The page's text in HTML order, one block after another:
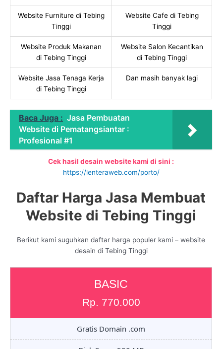
Website Furniture di Tebing
Tinggi
Website Cafe di Tebing
Tinggi
Website Produk Makanan
di Tebing Tinggi
Website Salon Kecantikan
di Tebing Tinggi
Website Jasa Tenaga Kerja
di Tebing Tinggi
Dan masih banyak lagi
Baca Juga : Jasa Pembuatan
Website di Pematangsiantar :
Profesional #1
Cek hasil desain website kami di sini :
https://lenteraweb.com/porto/
Daftar Harga Jasa Membuat
Website di Tebing Tinggi
Berikut kami suguhkan daftar harga populer kami – website
desain di Tebing Tinggi
BASIC
Rp. 770.000
Gratis Domain .com